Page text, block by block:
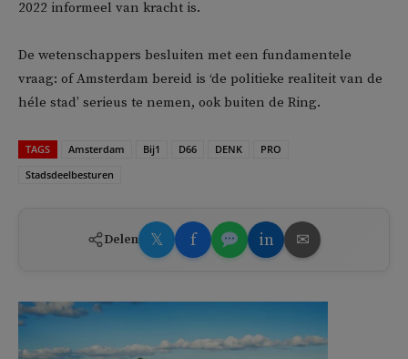
2022 informeel van kracht is.
De wetenschappers besluiten met een fundamentele
vraag: of Amsterdam bereid is ‘de politieke realiteit van de
héle stad’ serieus te nemen, ook buiten de Ring.
TAGS Amsterdam Bij1 D66 DENK
PRO
Stadsdeelbesturen
Delen 𝕏 f in ✉